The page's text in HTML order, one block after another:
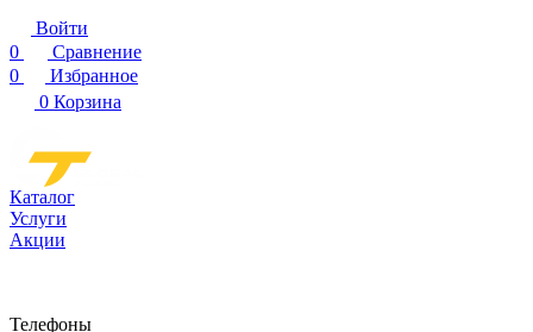
Войти
0
Сравнение
0
Избранное
0 Корзина
Каталог
Услуги
Акции
Телефоны